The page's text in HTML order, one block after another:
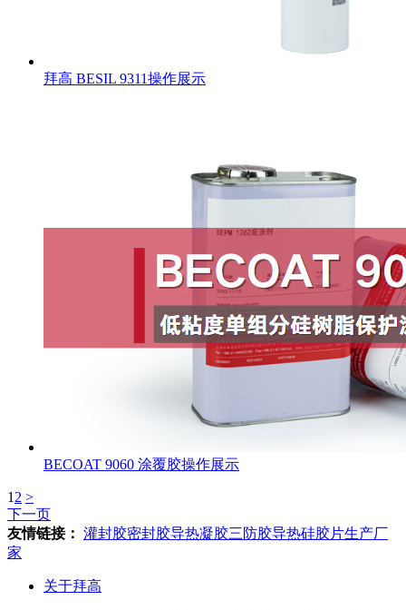
拜高 BESIL 9311操作展示
BECOAT 9060 涂覆胶操作展示
1 2 >
下一页
友情链接： 灌封胶密封胶导热凝胶三防胶导热硅胶片生产厂
家
关于拜高